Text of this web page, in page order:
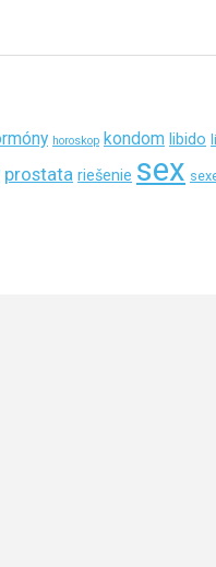
horoskop kondom libido
prostata riešenie sex